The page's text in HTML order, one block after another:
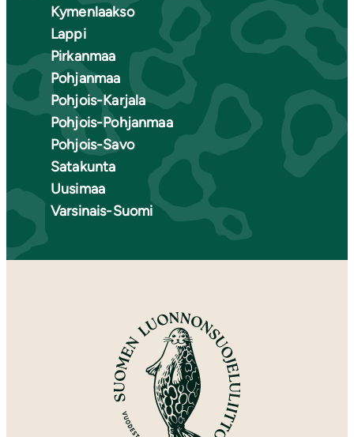
Kymenlaakso
Lappi
Pirkanmaa
Pohjanmaa
Pohjois-Karjala
Pohjois-Pohjanmaa
Pohjois-Savo
Satakunta
Uusimaa
Varsinais-Suomi